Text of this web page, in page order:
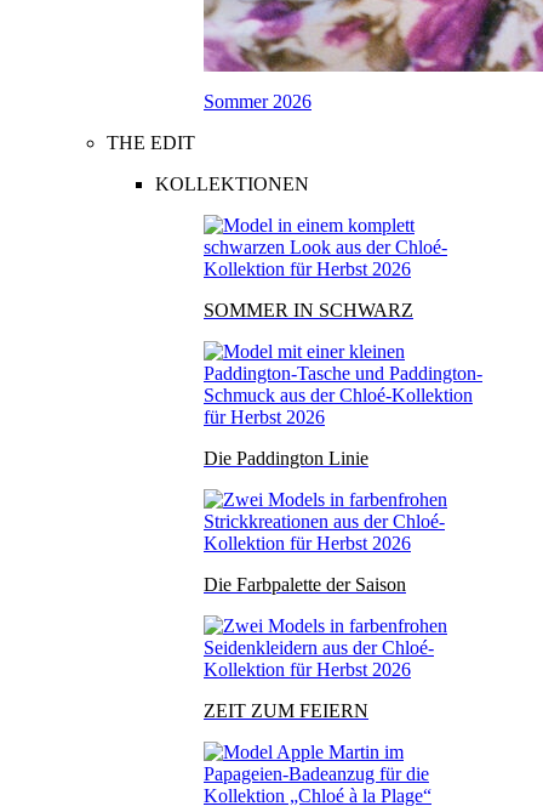
Sommer 2026
THE EDIT
KOLLEKTIONEN
SOMMER IN SCHWARZ
Die Paddington Linie
Die Farbpalette der Saison
ZEIT ZUM FEIERN